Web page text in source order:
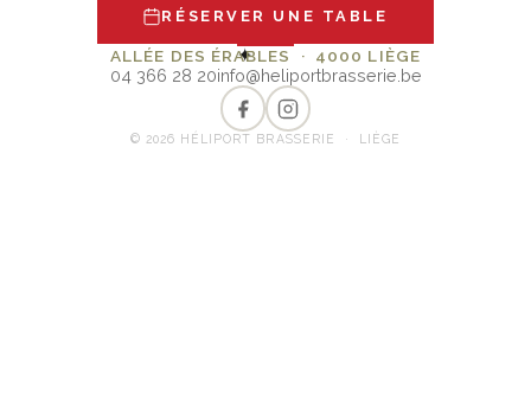
RÉSERVER UNE TABLE
✦
ALLÉE DES ÉRABLES · 4000 LIÈGE
04 366 28 20info@heliportbrasserie.be
© 2026 HÉLIPORT BRASSERIE · LIÈGE